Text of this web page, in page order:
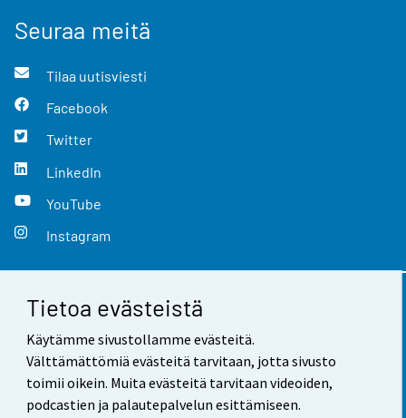
Tietoa evästeistä
Käytämme sivustollamme evästeitä.
Välttämättömiä evästeitä tarvitaan, jotta sivusto
toimii oikein. Muita evästeitä tarvitaan videoiden,
podcastien ja palautepalvelun esittämiseen.
Seuraa meitä
Tilaa uutisviesti
Facebook
Twitter
LinkedIn
YouTube
Instagram
Yhteystiedot
Palaute
Käyttöehdot